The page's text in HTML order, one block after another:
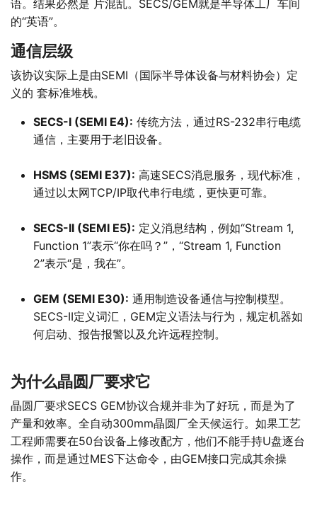
语。结果必然是 片混乱。SECS/GEM就是半导体工厂车间
的“英语”。
通信层级
该协议实际上是由SEMI（国际半导体设备与材料协会）定
义的 套标准堆栈。
SECS-I (SEMI E4): 传统方法，通过RS-232串行电缆
通信，主要用于老旧设备。
HSMS (SEMI E37): 高速SECS消息服务，现代标准，
通过以太网TCP/IP取代串行电缆，更快更可靠。
SECS-II (SEMI E5): 定义消息结构，例如“Stream 1,
Function 1”表示“你在吗？”，“Stream 1, Function
2”表示“是，我在”。
GEM (SEMI E30): 通用制造设备通信与控制模型。
SECS-II定义词汇，GEM定义语法与行为，规定机器如
何启动、报告报警以及允许远程控制。
为什么晶圆厂要求它
晶圆厂要求SECS GEM协议合规并非为了好玩，而是为了
产量和效率。全自动300mm晶圆厂全天候运行。如果工艺
工程师需要在50台设备上修改配方，他们不能手持U盘逐台
操作，而是通过MES下达命令，由GEM接口完成其余操
作。